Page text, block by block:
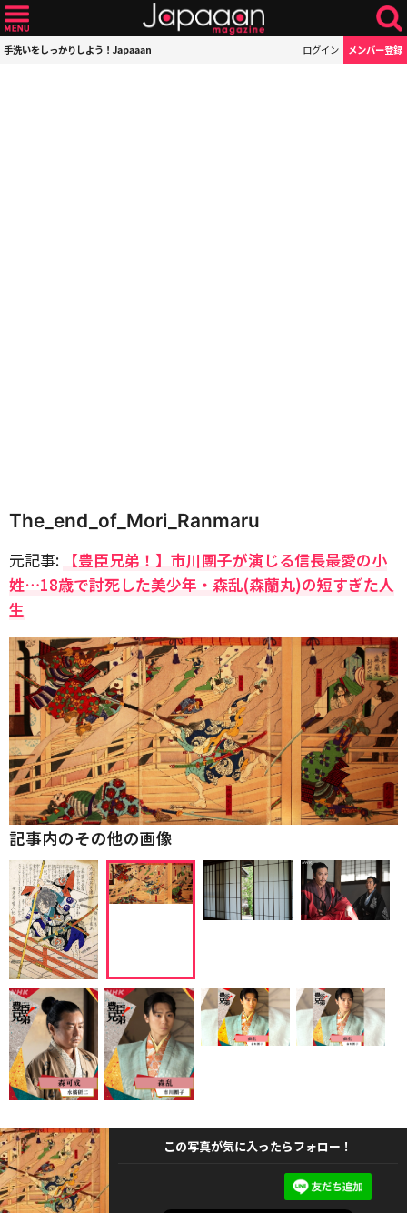
手洗いをしっかりしよう！Japaaan ログイン メンバー登録
The_end_of_Mori_Ranmaru
元記事: 【豊臣兄弟！】市川團子が演じる信長最愛の小
姓…18歳で討死した美少年・森乱(森蘭丸)の短すぎた人
生
記事内のその他の画像
この写真が気に入ったらフォロー！